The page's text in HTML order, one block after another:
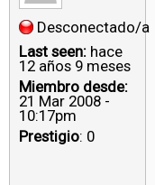
Desconectado/a
Last seen: hace
12 años 9 meses
Miembro desde:
21 Mar 2008 -
10:17pm
Prestigio: 0